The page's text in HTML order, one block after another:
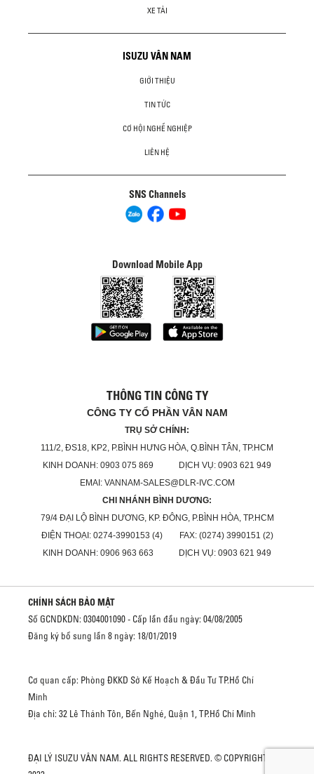
XE TẢI
ISUZU VÂN NAM
GIỚI THIỆU
TIN TỨC
CƠ HỘI NGHỀ NGHIỆP
LIÊN HỆ
SNS Channels
Download Mobile App
THÔNG TIN CÔNG TY
CÔNG TY CỔ PHẦN VÂN NAM
TRỤ SỞ CHÍNH:
111/2, ĐS18, KP2, P.BÌNH HƯNG HÒA, Q.BÌNH TÂN, TP.HCM
KINH DOANH: 0903 075 869 DỊCH VỤ: 0903 621 949
EMAI: VANNAM-SALES@DLR-IVC.COM
CHI NHÁNH BÌNH DƯƠNG:
79/4 ĐẠI LỘ BÌNH DƯƠNG, KP. ĐÔNG, P.BÌNH HÒA, TP.HCM
ĐIỆN THOẠI: 0274-3990153 (4) FAX: (0274) 3990151 (2)
KINH DOANH: 0906 963 663 DỊCH VỤ: 0903 621 949
CHÍNH SÁCH BẢO MẬT
Số GCNDKDN: 0304001090 - Cấp lần đầu ngày: 04/08/2005
Đăng ký bổ sung lần 8 ngày: 18/01/2019
Cơ quan cấp: Phòng ĐKKD Sở Kế Hoạch & Đầu Tư TP.Hồ Chí
Minh
Địa chỉ: 32 Lê Thánh Tôn, Bến Nghé, Quận 1, TP.Hồ Chí Minh
ĐẠI LÝ ISUZU VÂN NAM. ALL RIGHTS RESERVED. © COPYRIGHT